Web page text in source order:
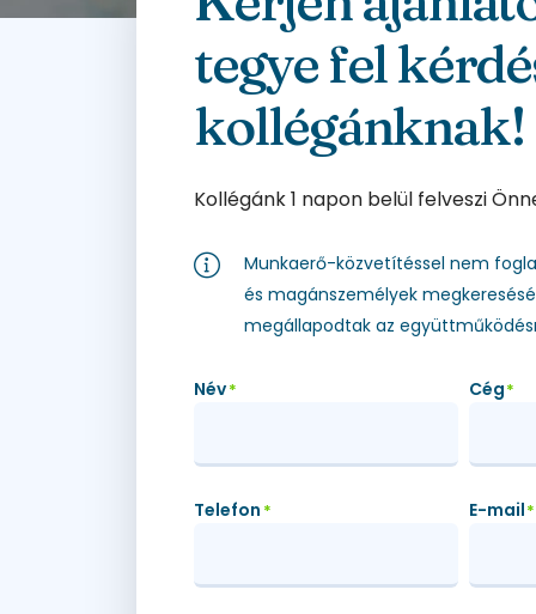
tegye fel
kollégánknak!
Kollégánk 1 napon belül felveszi
Munkaerő-közvetítéssel nem
és magánszemélyek
megállapodtak az
Név* Cég*
Telefon * E-mail*